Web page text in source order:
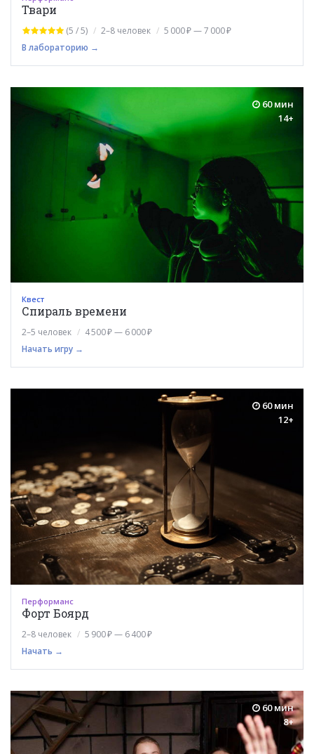
Твари
(5 / 5) 2–8 человек
5 000 ₽ — 7 000 ₽
В лабораторию →
60 мин
14+
Квест
Спираль времени
2–5 человек
4 500 ₽ — 6 000 ₽
Начать игру →
60 мин
12+
Перформанс
Форт Боярд
2–8 человек
5 900 ₽ — 6 400 ₽
Начать →
60 мин
8+